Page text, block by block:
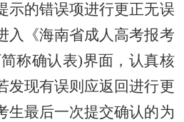
示的错误项进行更正无误
入《海南省成人高考报考
称确认表)界面，认真核
发现有误则应返回进行更
生最后一次提交确认的为